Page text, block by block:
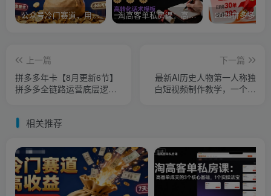
公众号冷门赛道，用AI做情感漫画，7天开通流量主，操作简单，小白可玩 淘高客单私房课：高客单成交的3个核心基础，1个实操法宝
上一篇
拼多多年卡【8月更新6节】
拼多多全链路运营底层逻
下一篇
最新AI历史人物第一人称独
白短视频制作教学，一个半
相关推荐